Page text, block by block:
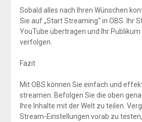
Sobald alles nach Ihren Wünschen
Sie auf „Start Streaming“ in OBS. Ihr
YouTube übertragen und Ihr Publikum
verfolgen.
Fazit
Mit OBS können Sie einfach und
streamen. Befolgen Sie die oben
Ihre Inhalte mit der Welt zu teilen.
Stream-Einstellungen vorab zu